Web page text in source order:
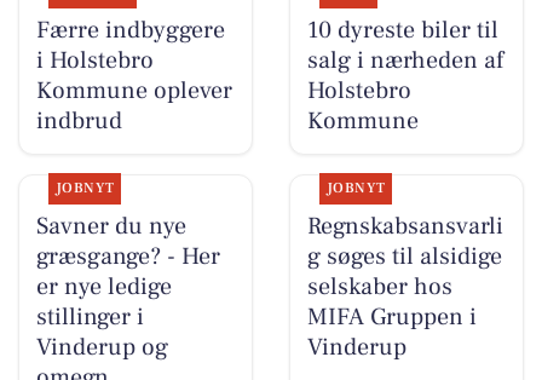
Færre indbyggere
i Holstebro
Kommune oplever
indbrud
10 dyreste biler til
salg i nærheden af
Holstebro
Kommune
JOBNYT
Savner du nye
græsgange? - Her
er nye ledige
stillinger i
Vinderup og
JOBNYT
Regnskabsansvarli
g søges til alsidige
selskaber hos
MIFA Gruppen i
Vinderup